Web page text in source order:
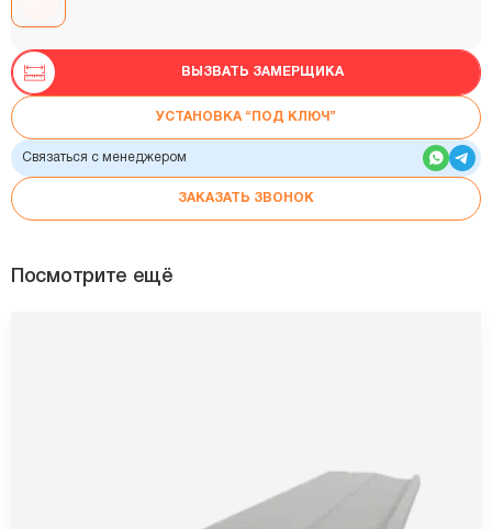
ВЫЗВАТЬ ЗАМЕРЩИКА
УСТАНОВКА “ПОД КЛЮЧ”
Связаться с менеджером
ЗАКАЗАТЬ ЗВОНОК
Посмотрите ещё